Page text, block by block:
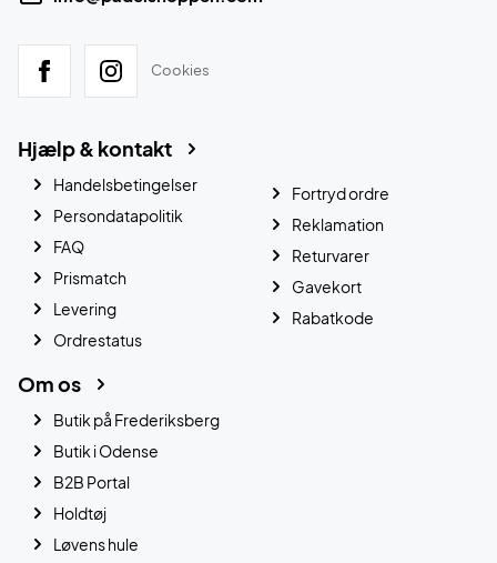
Cookies
Hjælp & kontakt
Handelsbetingelser
Persondatapolitik
FAQ
Prismatch
Levering
Ordrestatus
Fortryd ordre
Reklamation
Returvarer
Gavekort
Rabatkode
Om os
Butik på Frederiksberg
Butik i Odense
B2B Portal
Holdtøj
Løvens hule